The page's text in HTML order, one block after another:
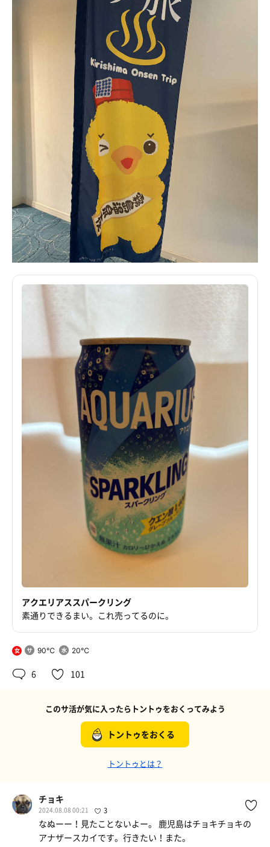
アクエリアススパークリング
素通りできるまい。これ売ってるのに。
女 90℃ 20℃
6 101
このサ活が気に入ったらトントゥをおくってみよう
トントゥをおくる
トントゥとは？
チョキ
2024.08.08 00:21 3
なぬーー！見たことないよー。 鹿児島はチョキチョキの
アナザースカイです。行きたい！また。